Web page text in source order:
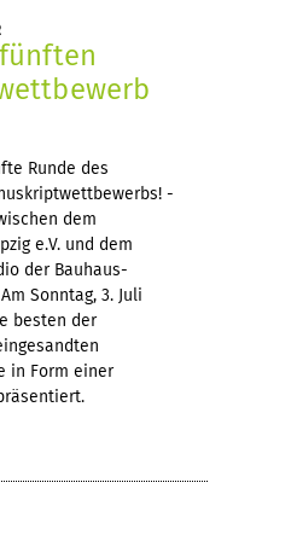
Runde des
-
dem
e.V. und dem
der Bauhaus-
Sonntag, 3. Juli
besten der
in Form einer